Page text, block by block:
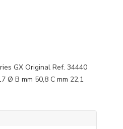
GX Original Ref. 34440
Ø B mm 50,8 C mm 22,1